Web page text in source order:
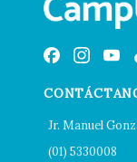
Jr. Manuel
(01) 5330008